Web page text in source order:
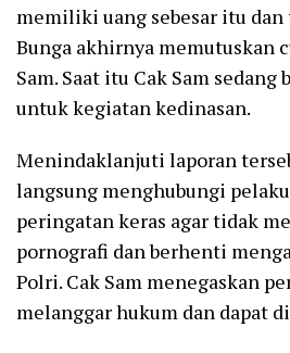
memiliki uang sebesar itu dan
Bunga akhirnya memutuskan
Sam. Saat itu Cak Sam sedang
untuk kegiatan kedinasan.
Menindaklanjuti laporan
langsung menghubungi
peringatan keras agar tidak
pornografi dan berhenti
Polri. Cak Sam menegaskan
melanggar hukum dan dapat